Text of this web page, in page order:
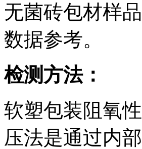
无菌砖包材样
数据参考。
检测方法：
软塑包装阻氧
压法是通过内